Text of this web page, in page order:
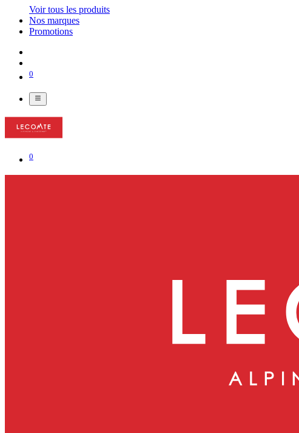
Voir tous les produits
Nos marques
Promotions
0
0